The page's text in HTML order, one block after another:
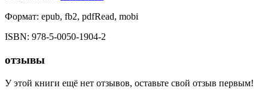
Формат: epub, fb2, pdfRead, mobi
ISBN: 978-5-0050-1904-2
отзывы
У этой книги ещё нет отзывов, оставьте свой отзыв первым!